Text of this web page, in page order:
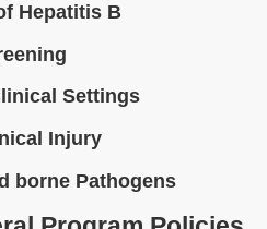
Hepatitis B
Settings
Injury
borne Pathogens